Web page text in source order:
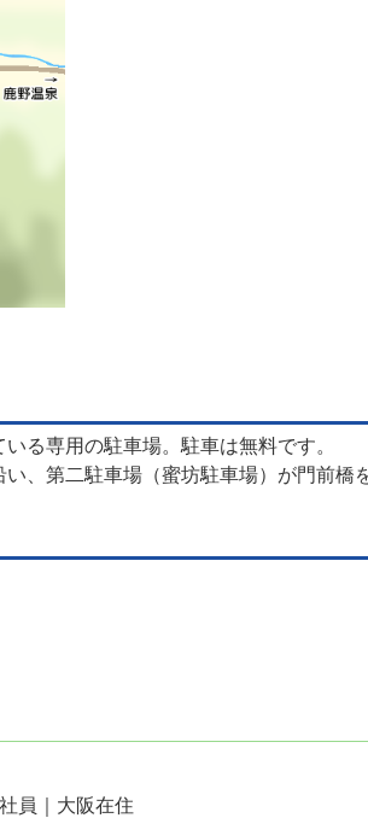
る専用の駐車場。駐車は無料です。
、第二駐車場（蜜坊駐車場）が門前橋
員｜大阪在住